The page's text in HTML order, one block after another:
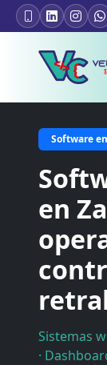
Software
en
Sistemas
·